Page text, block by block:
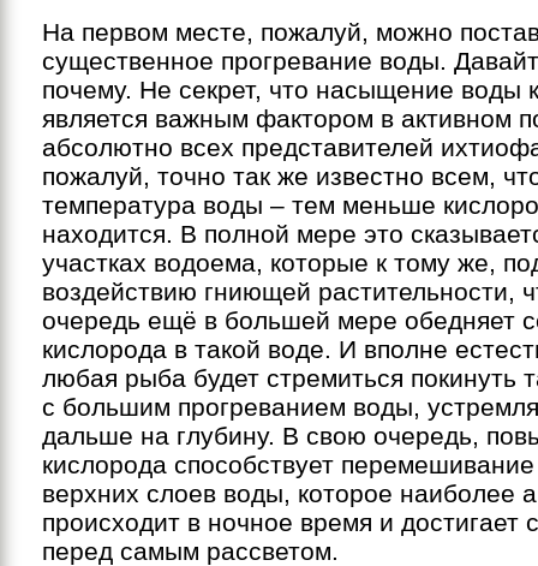
На первом месте, пожалуй, можно
существенное прогревание воды.
почему. Не секрет, что насыщение воды
является важным фактором в активном
абсолютно всех представителей
пожалуй, точно так же известно всем,
температура воды – тем меньше
находится. В полной мере это
участках водоема, которые к тому же,
воздействию гниющей растительности,
очередь ещё в большей мере обедняет
кислорода в такой воде. И вполне
любая рыба будет стремиться покинуть
с большим прогреванием воды,
дальше на глубину. В свою очередь,
кислорода способствует
верхних слоев воды, которое наиболее
происходит в ночное время и достигает
перед самым рассветом.